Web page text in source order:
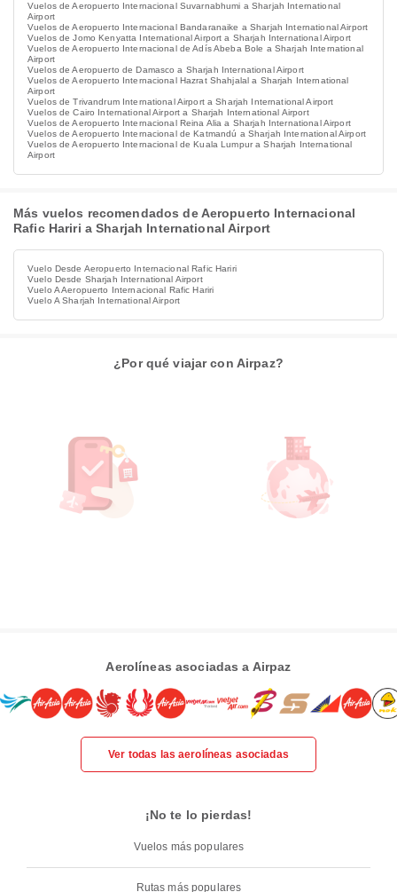
Vuelos de Aeropuerto Internacional Suvarnabhumi a Sharjah International
Airport
Vuelos de Aeropuerto Internacional Bandaranaike a Sharjah International Airport
Vuelos de Jomo Kenyatta International Airport a Sharjah International Airport
Vuelos de Aeropuerto Internacional de Adís Abeba Bole a Sharjah International
Airport
Vuelos de Aeropuerto de Damasco a Sharjah International Airport
Vuelos de Aeropuerto Internacional Hazrat Shahjalal a Sharjah International
Airport
Vuelos de Trivandrum International Airport a Sharjah International Airport
Vuelos de Cairo International Airport a Sharjah International Airport
Vuelos de Aeropuerto Internacional Reina Alia a Sharjah International Airport
Vuelos de Aeropuerto Internacional de Katmandú a Sharjah International Airport
Vuelos de Aeropuerto Internacional de Kuala Lumpur a Sharjah International
Airport
Más vuelos recomendados de Aeropuerto Internacional
Rafic Hariri a Sharjah International Airport
Vuelo Desde Aeropuerto Internacional Rafic Hariri
Vuelo Desde Sharjah International Airport
Vuelo A Aeropuerto Internacional Rafic Hariri
Vuelo A Sharjah International Airport
¿Por qué viajar con Airpaz?
Aerolíneas asociadas a Airpaz
Ver todas las aerolíneas asociadas
¡No te lo pierdas!
Vuelos más populares
Rutas más populares